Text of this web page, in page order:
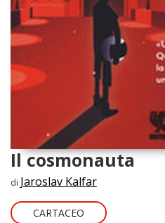
Il cosmonauta
di Jaroslav Kalfar
CARTACEO